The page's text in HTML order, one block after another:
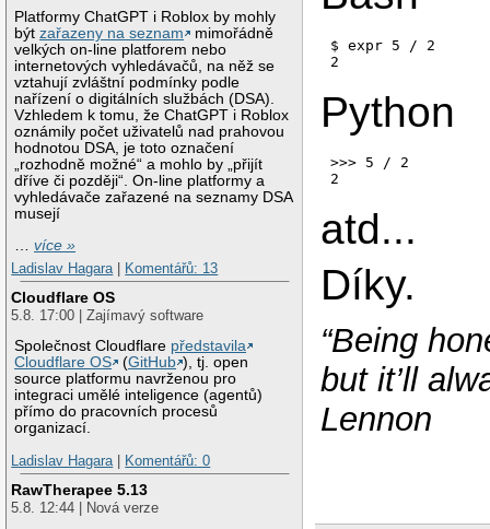
Platformy ChatGPT i Roblox by mohly
býtzařazeny na seznam
mimořádně
velkých on-line platforem nebo
internetových vyhledávačů, na něž se
vztahují zvláštní podmínky podle
nařízení o digitálních službách (DSA).
Vzhledem k tomu, že ChatGPT i Roblox
oznámily počet uživatelů nad prahovou
hodnotou DSA, je toto označení
„rozhodně možné“ a mohlo by „přijít
dříve či později“. On-line platformy a
vyhledávače zařazené na seznamy DSA
musejí
…více »
Ladislav Hagara| Komentářů: 13
Cloudflare OS
5.8. 17:00 | Zajímavý software
Společnost Cloudflare představila
Cloudflare OS
(GitHub ), tj. open
source platformu navrženou pro
integraci umělé inteligence (agentů)
přímo do pracovních procesů
organizací.
Ladislav Hagara| Komentářů: 0
RawTherapee 5.13
5.8. 12:44 | Nová verze
$ expr 5 / 2
2
Python
>>> 5 / 2
2
atd...
Díky.
“Being
but it’ll
Lennon